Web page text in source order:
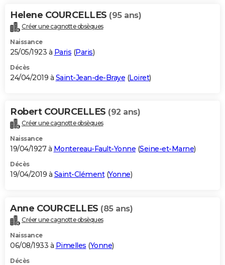
Helene COURCELLES (95 ans)
Créer une cagnotte obsèques
Naissance
25/05/1923 à Paris (Paris)
Décès
24/04/2019 à Saint-Jean-de-Braye (Loiret)
Robert COURCELLES (92 ans)
Créer une cagnotte obsèques
Naissance
19/04/1927 à Montereau-Fault-Yonne (Seine-et-Marne)
Décès
19/04/2019 à Saint-Clément(Yonne)
Anne COURCELLES (85 ans)
Créer une cagnotte obsèques
Naissance
06/08/1933 à Pimelles (Yonne)
Décès